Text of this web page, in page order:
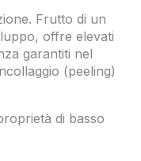
Frutto di un
offre elevati
garantiti nel
(peeling)
di basso